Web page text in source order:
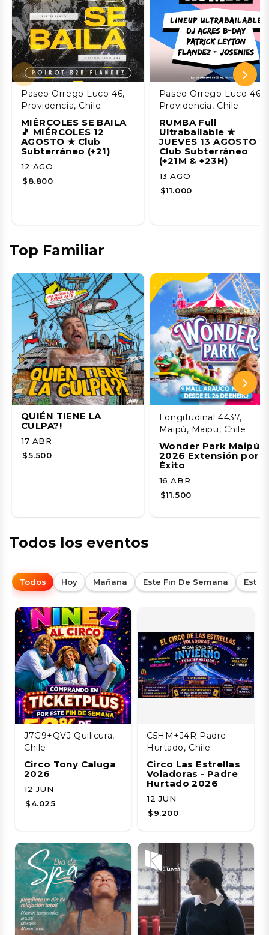
Paseo Orrego Luco 46,
Providencia, Chile
MIÉRCOLES SE BAILA
🎵 MIÉRCOLES 12
AGOSTO ★ Club
Subterráneo (+21)
12 AGO
$8.800
Paseo Orrego Luco 46,
Providencia, Chile
RUMBA Full
Ultrabailable ★
JUEVES 13 AGOSTO ★
Club Subterráneo
(+21M & +23H)
13 AGO
$11.000
Top Familiar
QUIÉN TIENE LA
CULPA?!
17 ABR
$5.500
Longitudinal 4437,
Maipú, Maipu, Chile
Wonder Park Maipú
2026 Extensión por
Éxito
16 ABR
$11.500
Todos los eventos
Todos Hoy Mañana Este Fin De Semana Esta
J7G9+QVJ Quilicura,
Chile
Circo Tony Caluga
2026
12 JUN
$4.025
C5HM+J4R Padre
Hurtado, Chile
Circo Las Estrellas
Voladoras - Padre
Hurtado 2026
12 JUN
$9.200